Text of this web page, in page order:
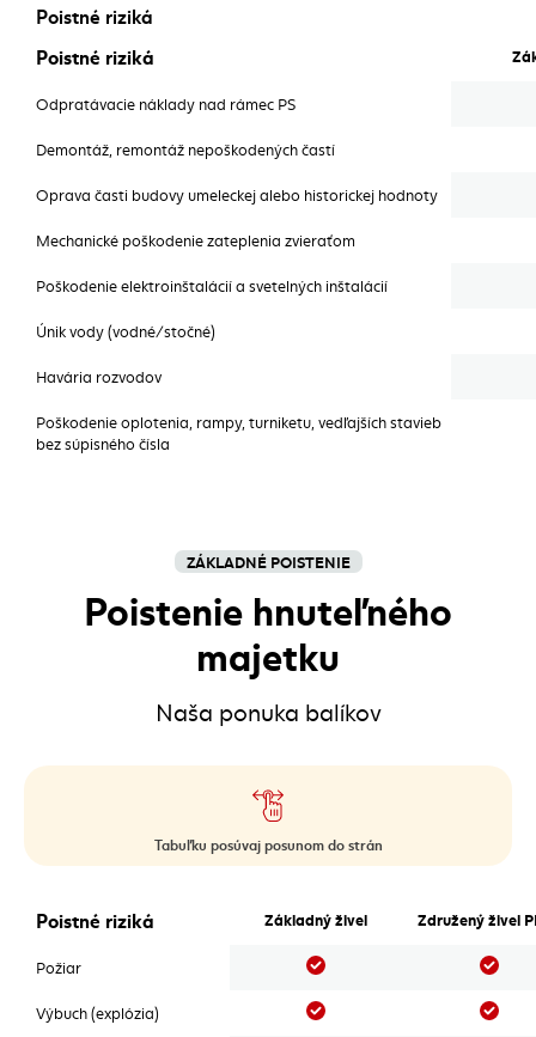
Poistné riziká
Poistné riziká
Odpratávacie náklady nad rámec PS
Demontáž, remontáž nepoškodených častí
Oprava časti budovy umeleckej alebo historickej hodnoty
Mechanické poškodenie zateplenia zvieraťom
Poškodenie elektroinštalácií a svetelných inštalácií
Únik vody (vodné/stočné)
Havária rozvodov
Poškodenie oplotenia, rampy, turniketu, vedľajších stavieb
bez súpisného čísla
ZÁKLADNÉ POISTENIE
Poistenie hnuteľného
majetku
Naša ponuka balíkov
Tabuľku posúvaj posunom do strán
Poistné riziká Základný živel Združený živel
Požiar Áno Áno
Výbuch (explózia) Áno Áno